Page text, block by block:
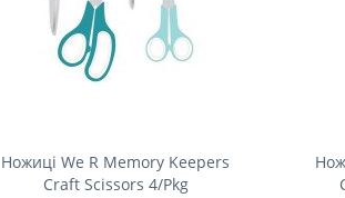
Ножиці We R Memory Keepers
Craft Scissors 4/Pkg